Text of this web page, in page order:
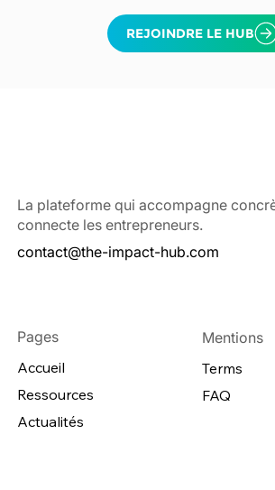
Pages
Accueil
Ressources
Actualités
La plateforme qui accompagne
connecte les entrepreneurs.
contact@the-impact-hub.com
Mentions
Terms
FAQ